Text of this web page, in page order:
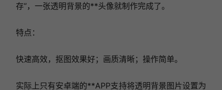
存”，一张透明背景的**头像就制作完成了。
特点：
快速高效，抠图效果好；画质清晰；操作简单。
实际上只有安卓端的**APP支持将透明背景图片设置为